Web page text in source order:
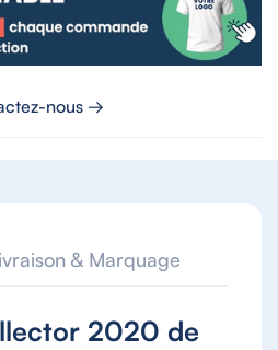
nous →
& Marquage
2020 de